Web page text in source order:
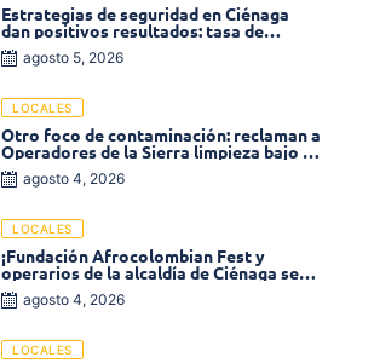
Estrategias de seguridad en Ciénaga
dan positivos resultados: tasa de
homicidios disminuyó un 58% en 2026
agosto 5, 2026
LOCALES
Otro foco de contaminación: reclaman a
Operadores de la Sierra limpieza bajo el
puente de la calle 19 con carrera 11
agosto 4, 2026
LOCALES
¡Fundación Afrocolombian Fest y
operarios de la alcaldía de Ciénaga se
ponen la 10! Realizan limpieza de la
parte posterior del Coliseo
agosto 4, 2026
LOCALES